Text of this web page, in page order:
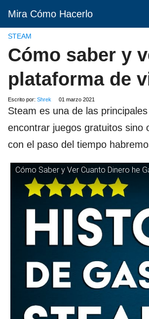
Mira Cómo Hacerlo
STEAM
Cómo saber y
plataforma de
Escrito por: Shrek 01 marzo 2021
Steam es una de las
encontrar juegos gratuitos sino
con el paso del tiempo
Cómo Saber y Ver Cuanto Dinero he